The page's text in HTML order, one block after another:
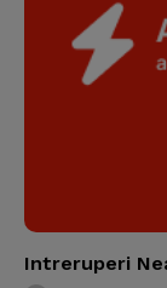
Intreruperi